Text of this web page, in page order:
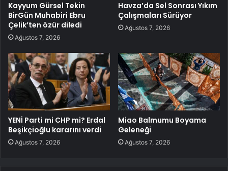
Kayyum Gürsel Tekin
BirGün Muhabiri Ebru
Çelik’ten özür diledi
Ağustos 7, 2026
Havza’da Sel Sonrası Yıkım
Çalışmaları Sürüyor
Ağustos 7, 2026
YENİ Parti mi CHP mi? Erdal
Beşikçioğlu kararını verdi
Ağustos 7, 2026
Miao Balmumu Boyama
Geleneği
Ağustos 7, 2026